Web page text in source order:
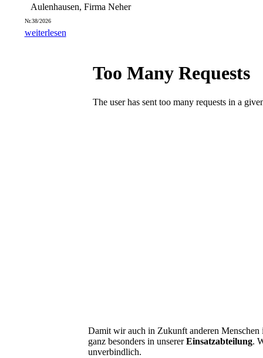
Aulenhausen, Firma Neher
Nr.38/2026
weiterlesen
Damit wir auch in Zukunft anderen
ganz besonders in unsererEinsatzabteilung.
unverbindlich.